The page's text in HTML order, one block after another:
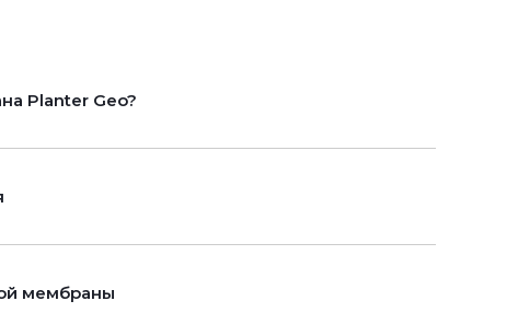
Planter Geo?
мембраны